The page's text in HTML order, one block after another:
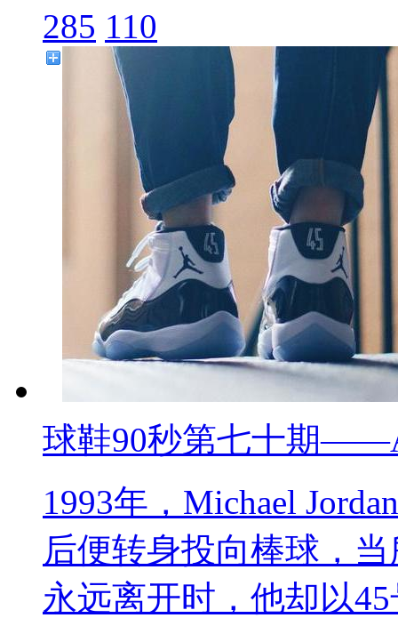
285 110
球鞋90秒第七十期
1993年，Michael
后便转身投向棒球，
永远离开时，他却以